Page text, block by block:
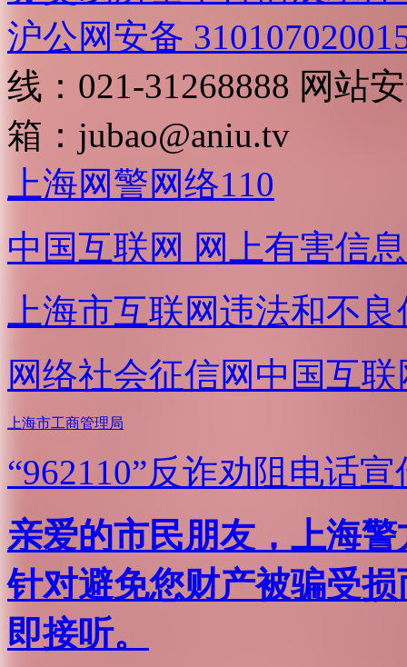
沪公网安备
线：021-31268888 网站
箱： jubao@aniu.tv
上海网警网络110
中国互联网 网上有害信
上海市互联网违法和不
网络社会征信网 中国互
上海市工商管理局
“962110”反诈劝阻电话宣
亲爱的市民朋友，上海
针对避免您财产被骗受
即接听。